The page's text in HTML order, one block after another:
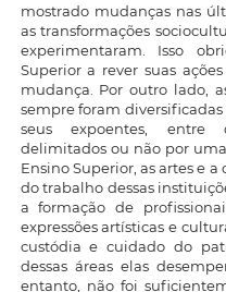
mostrado mudanças nas
as transformações
experimentaram. Isso
Superior a rever suas
mudança. Por outro lado,
sempre foram
seus expoentes, entre
delimitados ou não por
Ensino Superior, as artes e
do trabalho dessas
a formação de
expressões artísticas e
custódia e cuidado do
dessas áreas elas
entanto, não foi